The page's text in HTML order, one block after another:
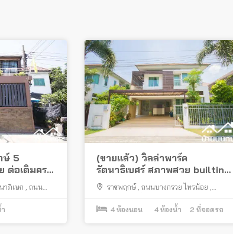
ษ์ 5
ต่อเติมครบ
ภิเษก
ถนน
(ขายแล้ว) วิลล่าพาร์ค
รัตนาธิเบศร์ สภาพสวย builtin
ครบ ทำเลสงบ
ราชพฤกษ์ ถนนบางกรวย ไทรน้อย
รัตนาธิเบศร์ , สี่แยกบางพลู , เมืองนนทบุรี
4 ห้องนอน 4 ห้องน้ำ 2 ที่จอดรถ